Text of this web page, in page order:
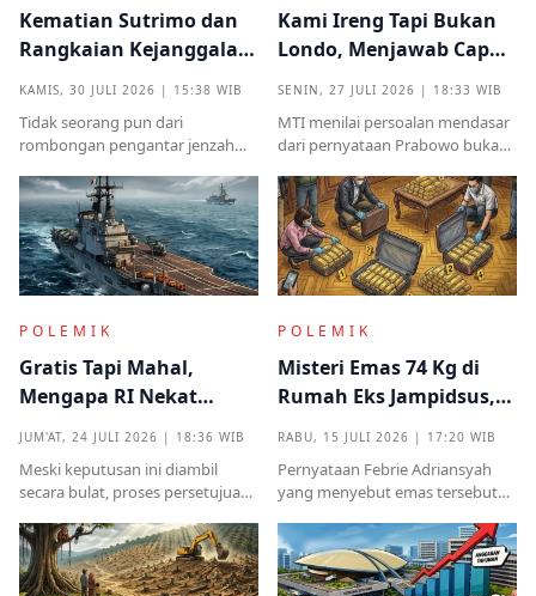
Kematian Sutrimo dan
Rangkaian Kejanggalan
Kampung Halaman
KAMIS, 30 JULI 2026 | 15:38 WIB
Tidak seorang pun dari
rombongan pengantar jenzah
identitas ataupun menjelaskan
dari instansi mana.
Kami Ireng Tapi Bukan
Londo, Menjawab Cap
SENIN, 27 JULI 2026 | 18:33 WIB
MTI menilai persoalan mendasar
dari pernyataan Prabowo bukan
melainkan implikasinya yang
sangat destruktif bagi kualitas
demokrasi
POLEMIK
Gratis Tapi Mahal,
Mengapa RI Nekat
Induk Tua Italia?
JUM'AT, 24 JULI 2026 | 18:36 WIB
Meski keputusan ini diambil
secara bulat, proses persetujuan
kritik tajam terkait prosedur yang
mendadak serta kekhawatiran
akan beban anggaran
POLEMIK
Misteri Emas 74 Kg di
Rumah Eks Jampidsus,
RABU, 15 JULI 2026 | 17:20 WIB
Pernyataan Febrie Adriansyah
yang menyebut emas tersebut
menjadi titik penting dalam
proses pembuktian